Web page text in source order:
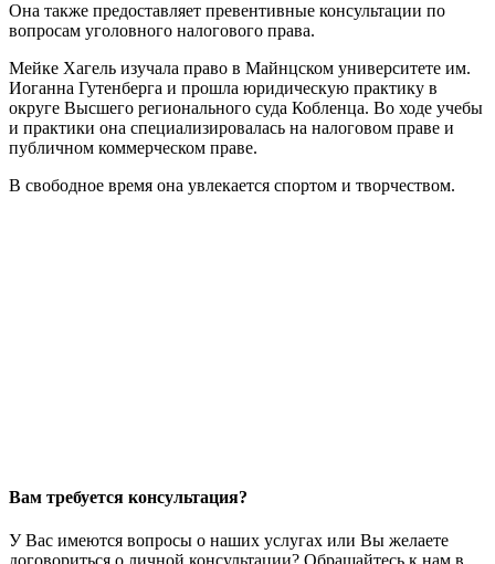
Она также предоставляет превентивные консультации по
вопросам уголовного налогового права.
Мейке Хагель изучала право в Майнцском университете им.
Иоганна Гутенберга и прошла юридическую практику в
округе Высшего регионального суда Кобленца. Во ходе учебы
и практики она специализировалась на налоговом праве и
публичном коммерческом праве.
В свободное время она увлекается спортом и творчеством.
Вам требуется консультация?
У Вас имеются вопросы о наших услугах или Вы желаете
договориться о личной консультации? Обращайтесь к нам в